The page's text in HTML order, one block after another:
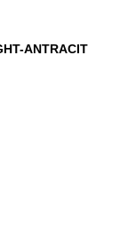
ANTRACIT